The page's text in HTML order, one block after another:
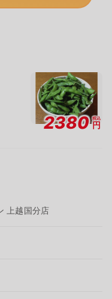
2380 税込
円
上越国分店